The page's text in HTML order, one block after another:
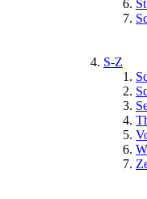
S-Z